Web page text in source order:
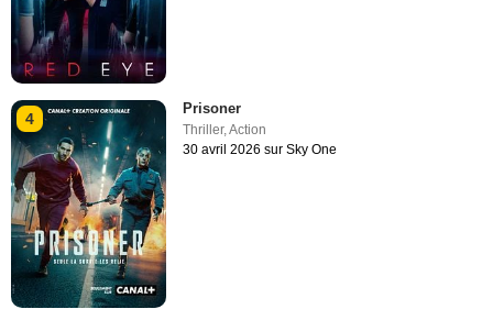
4
Prisoner
Thriller,Action
30 avril 2026 sur Sky One